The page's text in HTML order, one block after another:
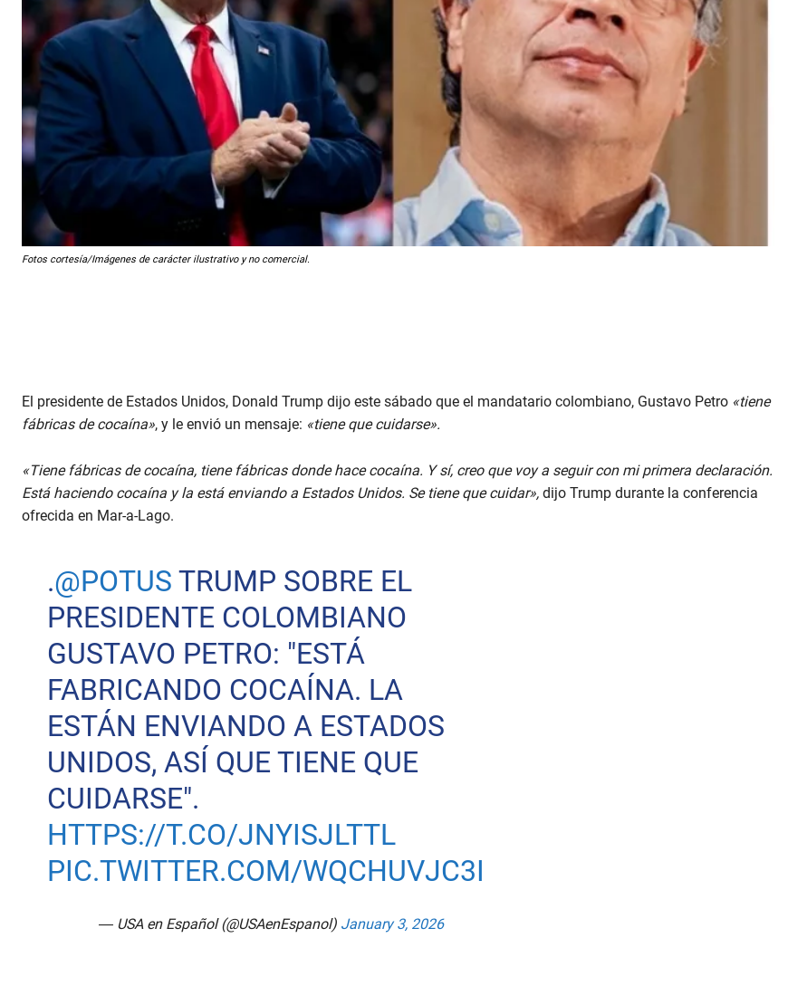
Fotos cortesía/Imágenes de carácter ilustrativo y no comercial.
El presidente de Estados Unidos, Donald Trump dijo este sábado que el mandatario colombiano, Gustavo Petro «tiene
fábricas de cocaína», y le envió un mensaje: «tiene que cuidarse».
«Tiene fábricas de cocaína, tiene fábricas donde hace cocaína. Y sí, creo que voy a seguir con mi primera declaración.
Está haciendo cocaína y la está enviando a Estados Unidos. Se tiene que cuidar», dijo Trump durante la conferencia
ofrecida en Mar-a-Lago.
.@POTUS TRUMP SOBRE EL
PRESIDENTE COLOMBIANO
GUSTAVO PETRO: "ESTÁ
FABRICANDO COCAÍNA. LA
ESTÁN ENVIANDO A ESTADOS
UNIDOS, ASÍ QUE TIENE QUE
CUIDARSE".
HTTPS://T.CO/JNYISJLTTL
PIC.TWITTER.COM/WQCHUVJC3I
— USA en Español (@USAenEspanol) January 3, 2026